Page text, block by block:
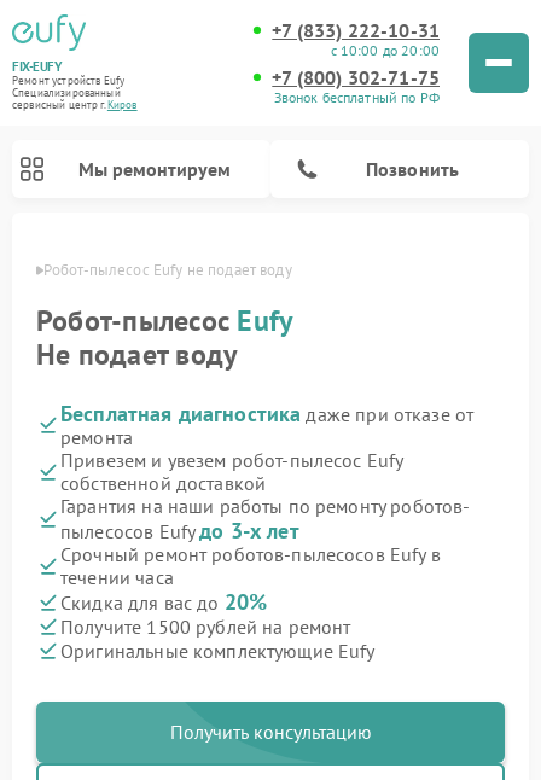
FIX-EUFY
Ремонт устройств Eufy
Специализированный
cервисный центр г.Киров
+7 (833) 222-10-31
с 10:00 до 20:00
+7 (800) 302-71-75
Звонок бесплатный по РФ
Мы ремонтируем Позвонить
Робот-пылесос Eufy не подает воду
Робот-пылесос Eufy
Не подает воду
Бесплатная диагностика даже при отказе от
ремонта
Привезем и увезем робот-пылесос Eufy
собственной доставкой
Гарантия на наши работы по ремонту роботов-
пылесосов Eufyдо 3-х лет
Срочный ремонт роботов-пылесосов Eufy в
течении часа
Скидка для вас до 20%
Получите 1500 рублей на ремонт
Оригинальные комплектующие Eufy
Получить консультацию